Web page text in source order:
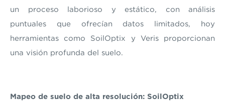
un proceso laborioso y estático, con análisis
puntuales que ofrecían datos limitados, hoy
herramientas como SoilOptix y Veris proporcionan
una visión profunda del suelo.
Mapeo de suelo de alta resolución: SoilOptix